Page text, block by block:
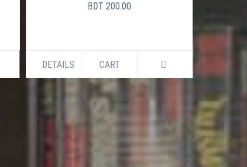
BDT 200.00
DETAILS CART